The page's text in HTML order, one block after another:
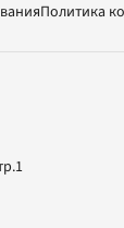
Политика